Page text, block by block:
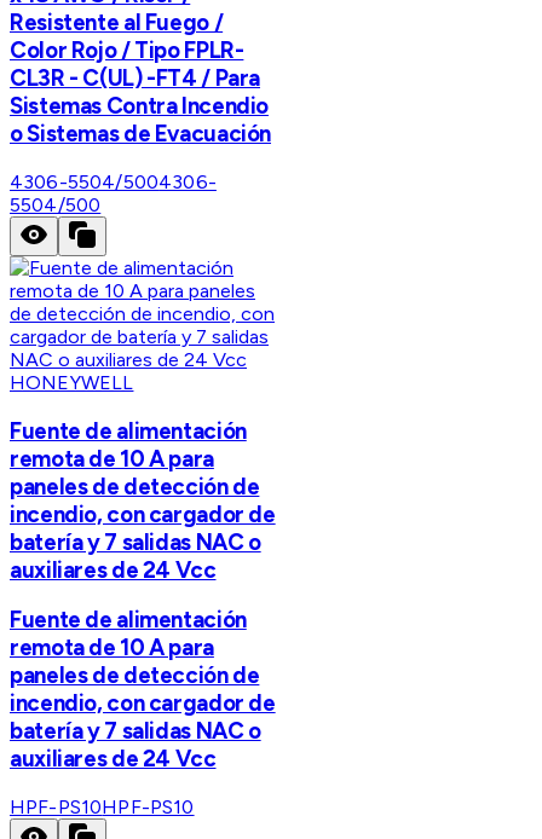
Resistente al Fuego /
Color Rojo / Tipo FPLR-
CL3R - C(UL) -FT4 / Para
Sistemas Contra Incendio
o Sistemas de Evacuación
4306-5504/5004306-
5504/500
HONEYWELL
Fuente de alimentación
remota de 10 A para
paneles de detección de
incendio, con cargador de
batería y 7 salidas NAC o
auxiliares de 24 Vcc
Fuente de alimentación
remota de 10 A para
paneles de detección de
incendio, con cargador de
batería y 7 salidas NAC o
auxiliares de 24 Vcc
HPF-PS10HPF-PS10